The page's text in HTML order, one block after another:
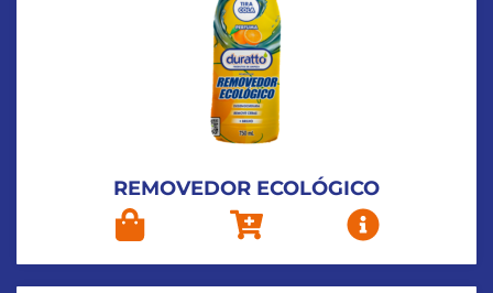
REMOVEDOR ECOLÓGICO